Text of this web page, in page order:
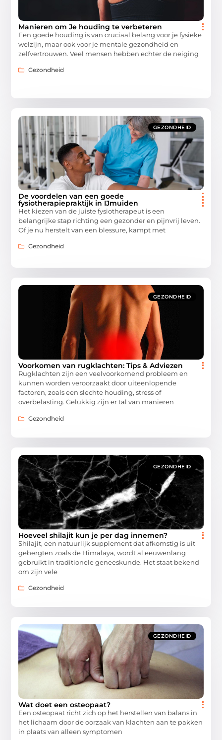
Manieren om Je houding te verbeteren
Een goede houding is van cruciaal belang voor je fysieke
welzijn, maar ook voor je mentale gezondheid en
zelfvertrouwen. Veel mensen hebben echter de neiging
Gezondheid
GEZONDHEID
De voordelen van een goede
fysiotherapiepraktijk in IJmuiden
Het kiezen van de juiste fysiotherapeut is een
belangrijke stap richting een gezonder en pijnvrij leven.
Of je nu herstelt van een blessure, kampt met
Gezondheid
GEZONDHEID
Voorkomen van rugklachten: Tips & Adviezen
Rugklachten zijn een veelvoorkomend probleem en
kunnen worden veroorzaakt door uiteenlopende
factoren, zoals een slechte houding, stress of
overbelasting. Gelukkig zijn er tal van manieren
Gezondheid
GEZONDHEID
Hoeveel shilajit kun je per dag innemen?
Shilajit, een natuurlijk supplement dat afkomstig is uit
gebergten zoals de Himalaya, wordt al eeuwenlang
gebruikt in traditionele geneeskunde. Het staat bekend
om zijn vele
Gezondheid
GEZONDHEID
Wat doet een osteopaat?
Een osteopaat richt zich op het herstellen van balans in
het lichaam door de oorzaak van klachten aan te pakken
in plaats van alleen symptomen